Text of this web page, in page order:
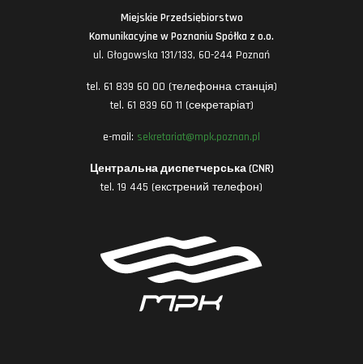
Miejskie Przedsiębiorstwo
Komunikacyjne w Poznaniu Spółka z o.o.
ul. Głogowska 131/133, 60-244 Poznań
tel. 61 839 60 00 (телефонна станція)
tel. 61 839 60 11 (секретаріат)
e-mail: sekretariat@mpk.poznan.pl
Центральна диспетчерська (CNR)
tel. 19 445 (екстрений телефон)